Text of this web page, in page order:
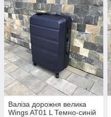
Валіза дорожня велика
Wings AT01 L Темно-синій